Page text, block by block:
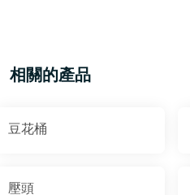
相關的產品
豆花桶
壓頭